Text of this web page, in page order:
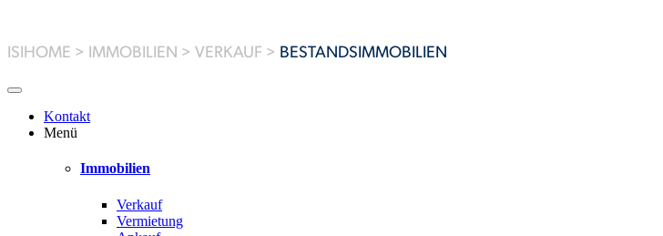
ISIHOME > IMMOBILIEN > VERKAUF > BESTANDSIMMOBILIEN
Kontakt
Menü
Immobilien
Verkauf
Vermietung